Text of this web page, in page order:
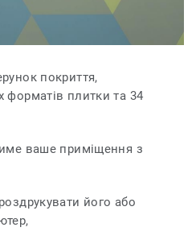
покриття,
форматів плитки та 34
ваше приміщення з
його або